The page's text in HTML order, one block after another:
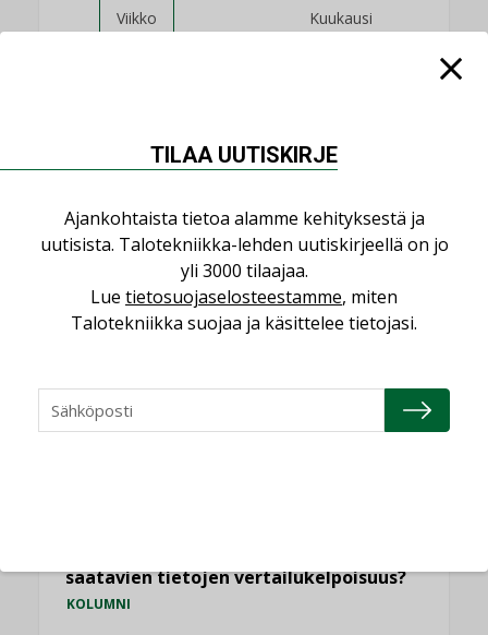
Viikko Kuukausi
NÄKÖKULMIA
Puheista tekoihin – uusin teknologia
käyttöön kiinteistöissä
Sähköistäminen säästää euroja
KOLUMNI
saatavien tietojen vertailukelpoisuus?
KOLUMNI
TILAA UUTISKIRJE
Ajankohtaista tietoa alamme kehityksestä ja
uutisista. Talotekniikka-lehden uutiskirjeellä on jo
yli 3000 tilaajaa.
Lue tietosuojaselosteestamme, miten
Talotekniikka suojaa ja käsittelee tietojasi.